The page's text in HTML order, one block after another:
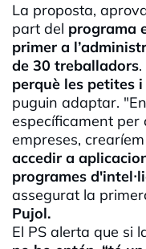
La proposta,
part del programa
primer a
de 30 treballadors
perquè les petites
puguin adaptar.
específicament per
empreses,
accedir a
programes d'intel·
assegurat la
Pujol.
El PS alerta que si